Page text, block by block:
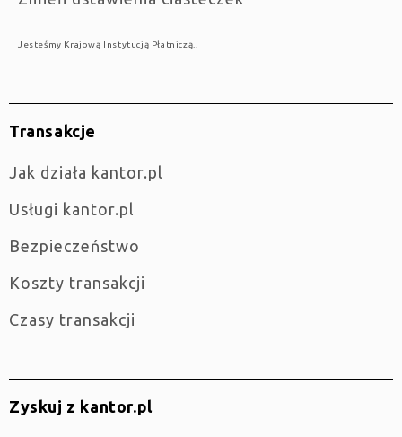
Jesteśmy Krajową Instytucją Płatniczą..
Transakcje
jak działa kantor.pl
Usługi kantor.pl
Bezpieczeństwo
Koszty transakcji
Czasy transakcji
Zyskuj z kantor.pl